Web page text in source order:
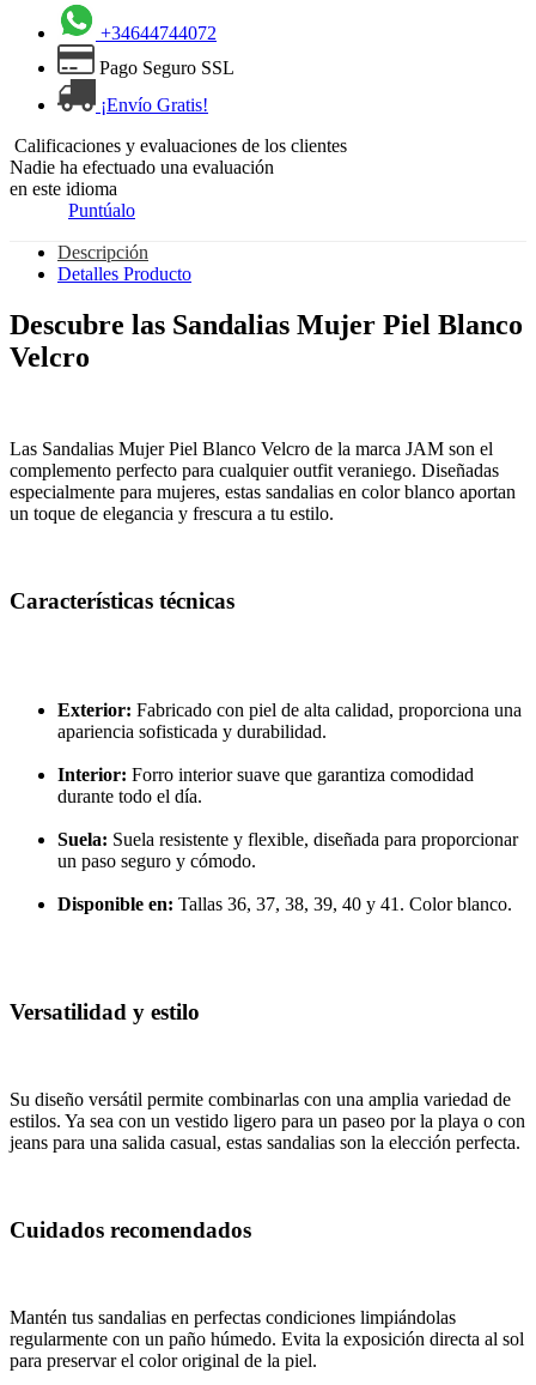
+34644744072
Pago Seguro SSL
¡Envío Gratis!
Calificaciones y evaluaciones de los clientes
Nadie ha efectuado una evaluación
en este idioma
Puntúalo
Descripción
Detalles Producto
Descubre las Sandalias Mujer Piel Blanco
Velcro
Las Sandalias Mujer Piel Blanco Velcro de la marca JAM son el
complemento perfecto para cualquier outfit veraniego. Diseñadas
especialmente para mujeres, estas sandalias en color blanco aportan
un toque de elegancia y frescura a tu estilo.
Características técnicas
Exterior: Fabricado con piel de alta calidad, proporciona una
apariencia sofisticada y durabilidad.
Interior: Forro interior suave que garantiza comodidad
durante todo el día.
Suela: Suela resistente y flexible, diseñada para proporcionar
un paso seguro y cómodo.
Disponible en: Tallas 36, 37, 38, 39, 40 y 41. Color blanco.
Versatilidad y estilo
Su diseño versátil permite combinarlas con una amplia variedad de
estilos. Ya sea con un vestido ligero para un paseo por la playa o con
jeans para una salida casual, estas sandalias son la elección perfecta.
Cuidados recomendados
Mantén tus sandalias en perfectas condiciones limpiándolas
regularmente con un paño húmedo. Evita la exposición directa al sol
para preservar el color original de la piel.